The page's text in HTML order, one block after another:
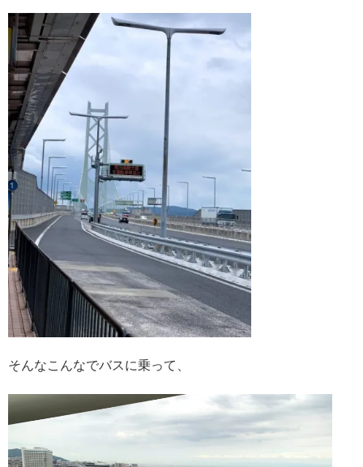
そんなこんなでバスに乗って、